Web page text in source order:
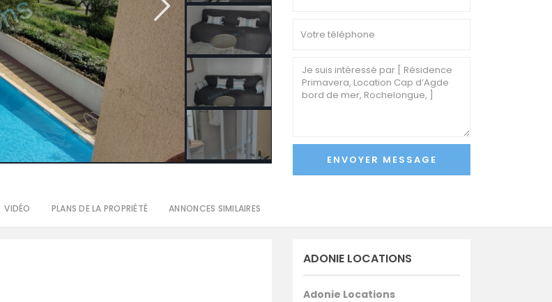
VIDÉO PLANS DE LA PROPRIÉTÉ ANNONCES SIMILAIRES
ADONIE LOCATIONS
Adonie Locations